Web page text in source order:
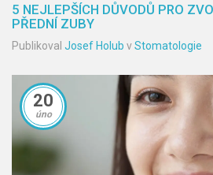
5 NEJLEPŠÍCH DŮVODŮ PRO
PŘEDNÍ ZUBY
Publikoval Josef Holub vStomatologie
20
úno